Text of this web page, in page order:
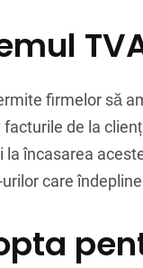
firmelor să
de la
încasarea
care